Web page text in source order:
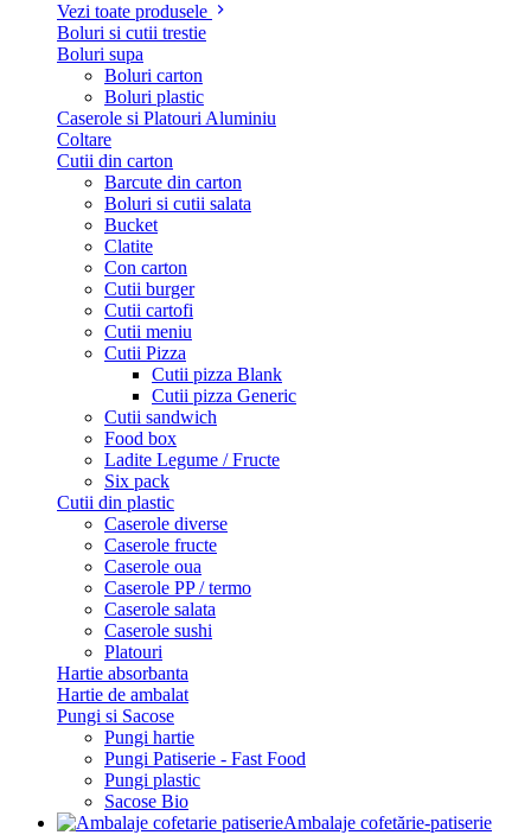
Vezi toate produsele
Boluri si cutii trestie
Boluri supa
Boluri carton
Boluri plastic
Caserole si Platouri Aluminiu
Coltare
Cutii din carton
Barcute din carton
Boluri si cutii salata
Bucket
Clatite
Con carton
Cutii burger
Cutii cartofi
Cutii meniu
Cutii Pizza
Cutii pizza Blank
Cutii pizza Generic
Cutii sandwich
Food box
Ladite Legume / Fructe
Six pack
Cutii din plastic
Caserole diverse
Caserole fructe
Caserole oua
Caserole PP / termo
Caserole salata
Caserole sushi
Platouri
Hartie absorbanta
Hartie de ambalat
Pungi si Sacose
Pungi hartie
Pungi Patiserie - Fast Food
Pungi plastic
Sacose Bio
Ambalaje cofetărie-patiserie